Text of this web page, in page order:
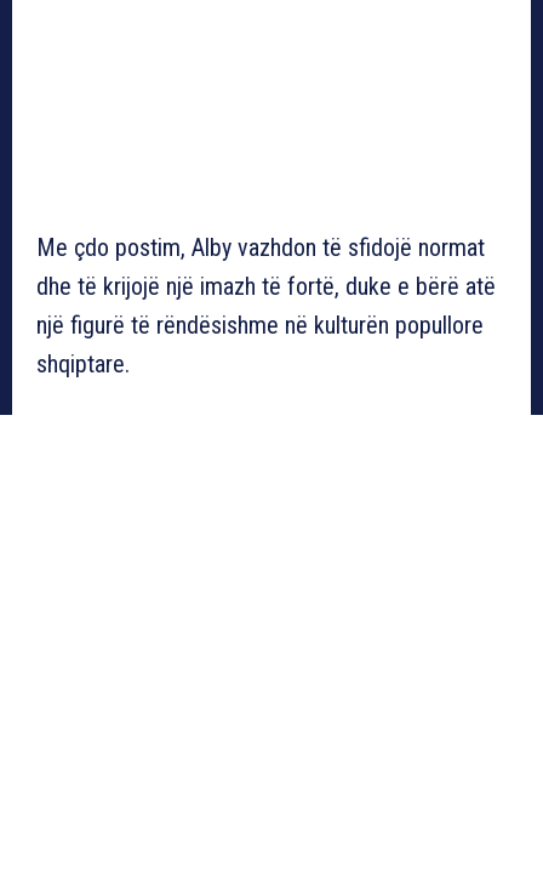
Me çdo postim, Alby vazhdon të sfidojë normat
dhe të krijojë një imazh të fortë, duke e bërë atë
një figurë të rëndësishme në kulturën popullore
shqiptare.